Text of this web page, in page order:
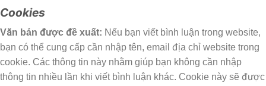
Cookies
Văn bản được đề xuất: Nếu bạn viết bình luận trong website,
bạn có thể cung cấp cần nhập tên, email địa chỉ website trong
cookie. Các thông tin này nhằm giúp bạn không cần nhập
thông tin nhiều lần khi viết bình luận khác. Cookie này sẽ được